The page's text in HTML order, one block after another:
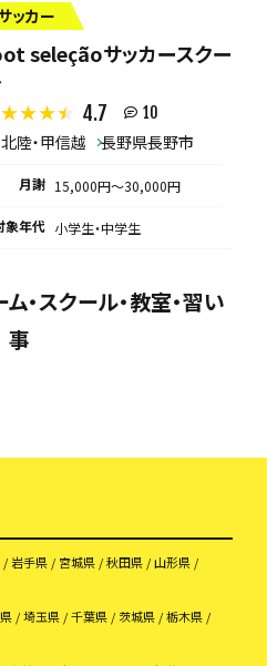
ッカー
seleçãoサッカースクー
4.7 10
北陸・甲信越 長野県長野市
月謝 15,000円〜30,000円
象年代 小学生・中学生
・スクール・教室・習い
事
岩手県 宮城県 秋田県
山形県
埼玉県 千葉県 茨城県
栃木県